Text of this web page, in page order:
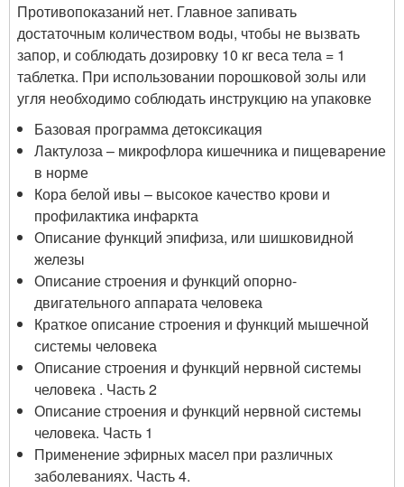
Противопоказаний нет. Главное запивать
достаточным количеством воды, чтобы не вызвать
запор, и соблюдать дозировку 10 кг веса тела = 1
таблетка. При использовании порошковой золы или
угля необходимо соблюдать инструкцию на упаковке
Базовая программа детоксикация
Лактулоза – микрофлора кишечника и пищеварение
в норме
Кора белой ивы – высокое качество крови и
профилактика инфаркта
Описание функций эпифиза, или шишковидной
железы
Описание строения и функций опорно-
двигательного аппарата человека
Краткое описание строения и функций мышечной
системы человека
Описание строения и функций нервной системы
человека . Часть 2
Описание строения и функций нервной системы
человека. Часть 1
Применение эфирных масел при различных
заболеваниях. Часть 4.